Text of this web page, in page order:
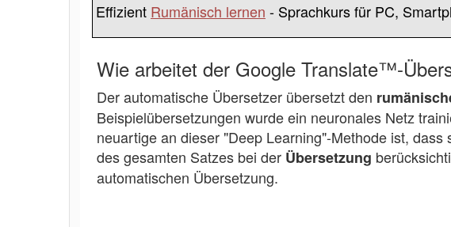
Effizient Rumänisch lernen - Sprachkurs für PC,
Wie arbeitet der Google Translate™-
Der automatische Übersetzer übersetzt den
Beispielübersetzungen wurde ein neuronales Netz
neuartige an dieser "Deep Learning"-Methode ist,
des gesamten Satzes bei der Übersetzung
automatischen Übersetzung.